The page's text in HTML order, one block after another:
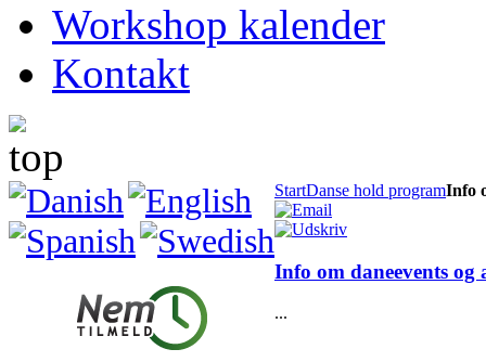
Workshop kalender
Kontakt
StartDanse hold programInfo
Info om daneevents og
...